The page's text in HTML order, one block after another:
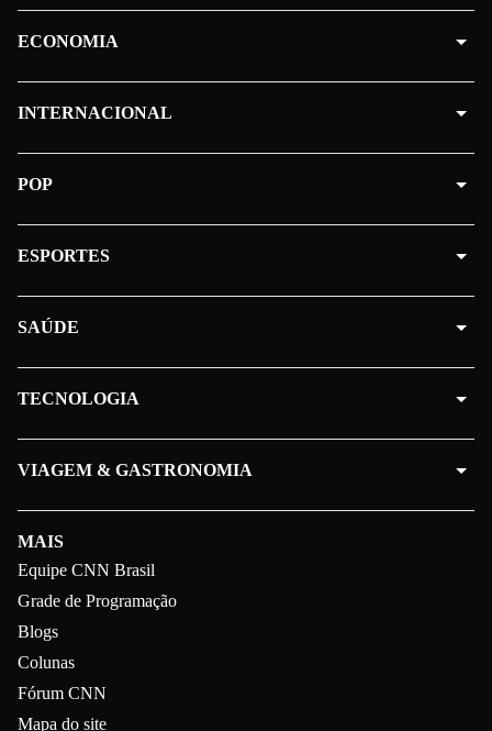
MAIS
Equipe CNN Brasil
Grade de Programação
Blogs
Colunas
Fórum CNN
Mapa do site
ECONOMIA
INTERNACIONAL
POP
ESPORTES
SAÚDE
TECNOLOGIA
VIAGEM & GASTRONOMIA